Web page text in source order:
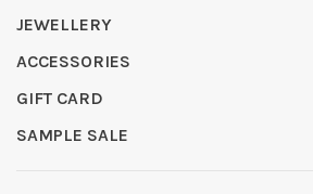
JEWELLERY
ACCESSORIES
GIFT CARD
SAMPLE SALE